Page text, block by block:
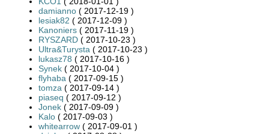
damianno ( 2017-12-19 )
lesiak82 ( 2017-12-09 )
Kanoniers ( 2017-11-19 )
RYSZARD ( 2017-10-23 )
Ultra&Turysta ( 2017-10-23 )
lukasz78 ( 2017-10-16 )
Synek ( 2017-10-04 )
flyhaba ( 2017-09-15 )
tomza ( 2017-09-14 )
piaseq ( 2017-09-12 )
Jonek ( 2017-09-09 )
Kalo ( 2017-09-03 )
whitearrow ( 2017-09-01 )